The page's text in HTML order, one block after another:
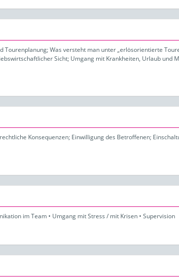
Tourenplanung; Was versteht man unter „erlösorientierte
Sicht; Umgang mit Krankheiten, Urlaub und
Konsequenzen; Einwilligung des Betroffenen;
im Team • Umgang mit Stress / mit Krisen • Supervision